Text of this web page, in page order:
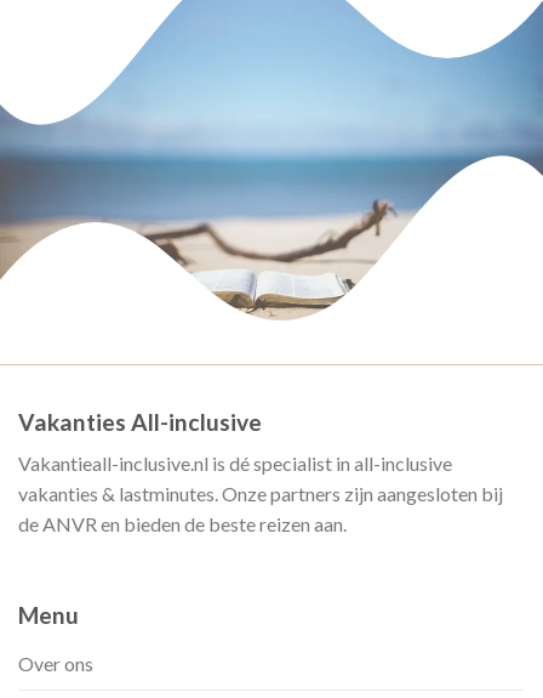
Vakanties All-inclusive
Vakantieall-inclusive.nl is dé specialist in all-inclusive
vakanties & lastminutes. Onze partners zijn aangesloten bij
de ANVR en bieden de beste reizen aan.
Menu
Over ons